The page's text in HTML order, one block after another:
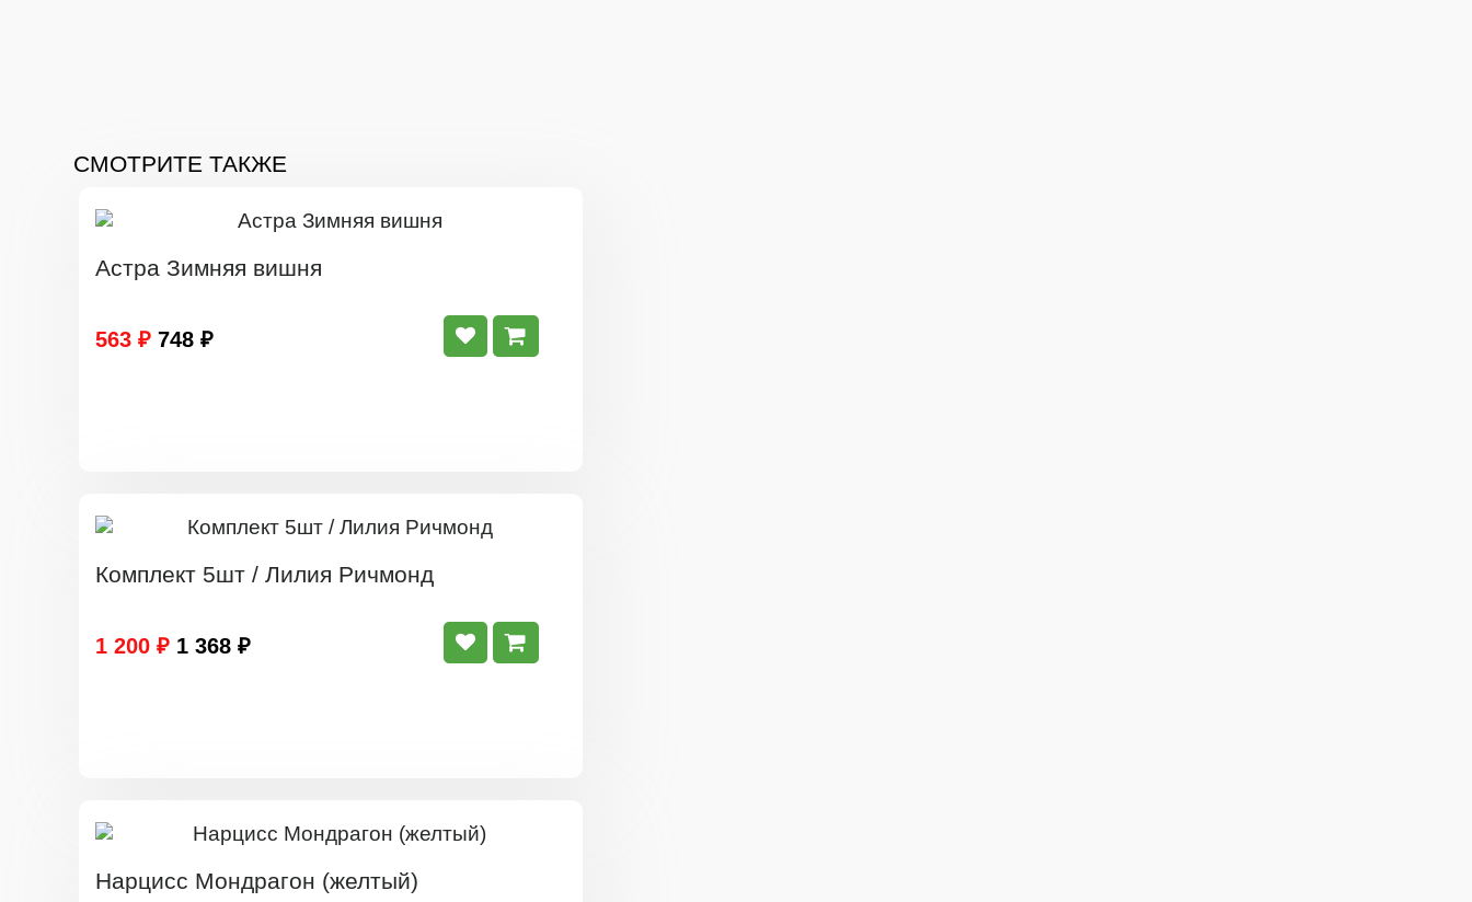
СМОТРИТЕ ТАКЖЕ
Астра Зимняя вишня
563 ₽ 748 ₽
Комплект 5шт / Лилия Ричмонд
1 200 ₽ 1 368 ₽
Нарцисс Мондрагон (желтый)